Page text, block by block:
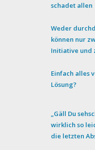
schadet allen
Weder
können nur
Initiative und
Einfach alles
Lösung?
„Gäll Du
wirklich so
die letzten